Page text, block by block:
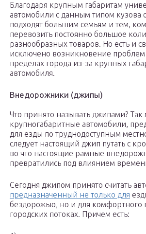
Благодаря крупным габаритам
автомобили с данным типом кузова
подходят большим семьям и тем,
перевозить постоянно большое
разнообразных товаров. Но есть и
исключено возникновение
пределах города из-за крупных
автомобиля.
Внедорожники (джипы)
Что принято называть джипами?
крупногабаритные автомобили,
для езды по труднодоступным
следует настоящий джип путать с
во что настоящие рамные
превратились под влиянием
Сегодня джипом принято считать
предназначенный не только для
бездорожью, но и для комфортного
городских потоках. Причем есть: